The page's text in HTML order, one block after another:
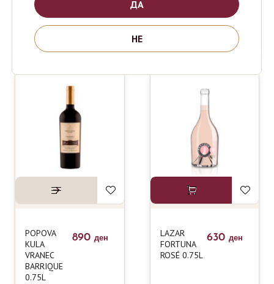
BOVIN
MERLOT
0.75L
690
LAZAR
TEMJANIKA
630
POPOVA
KULA
VRANEC
BARRIQUE
0.75L
890 ден
LAZAR
FORTUNA
ROSÉ 0.75L
630 ден
ДА
НЕ